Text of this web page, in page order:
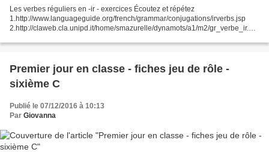
Les verbes réguliers en -ir - exercices Écoutez et répétez
1.http://www.languageguide.org/french/grammar/conjugations/irverbs.jsp
2.http://claweb.cla.unipd.it/home/smazurelle/dynamots/a1/m2/gr_verbe_ir.ht
http://www.tapis.com.au/studentbook1/unit10/u10_grammaire_a02.html...
Premier jour en classe - fiches jeu de rôle -
sixième C
Publié le 07/12/2016 à 10:13
Par Giovanna